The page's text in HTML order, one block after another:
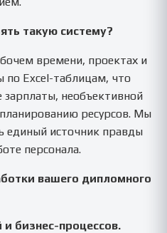
такую систему?
времени, проектах и
по Excel-таблицам, что
необъективной
ресурсов. Мы
единый источник правды
персонала.
вашего дипломного
бизнес-процессов.